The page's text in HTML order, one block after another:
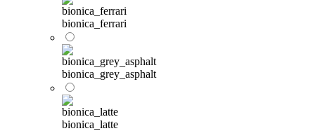
bionica_ferrari
bionica_grey_asphalt
bionica_latte